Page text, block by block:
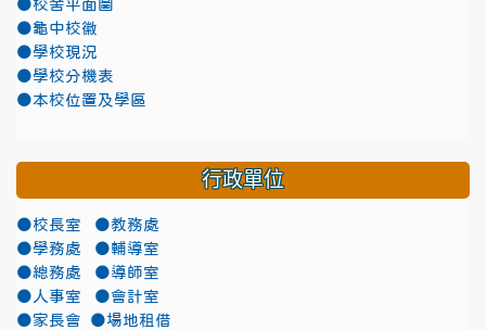
●校舍平面圖
●龜中校徽
●學校現況
●學校分機表
●本校位置及學區
行政單位
●校長室
●教務處
●學務處
●輔導室
●總務處
●導師室
●人事室
●會計室
●家長會
●場地租借